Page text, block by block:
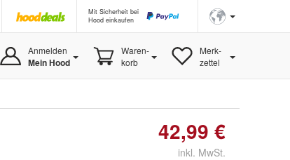
Mit Sicherheit bei
Hood einkaufen
Anmelden
Mein Hood
Waren-
korb
Merk-
zettel
42,99 €
inkl. MwSt.